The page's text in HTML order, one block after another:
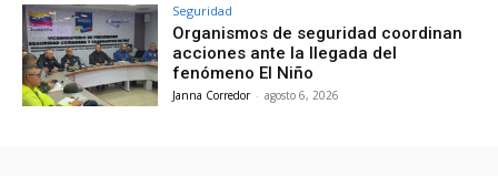
Seguridad
Organismos de seguridad coordinan
acciones ante la llegada del
fenómeno El Niño
Janna Corredor - agosto 6, 2026